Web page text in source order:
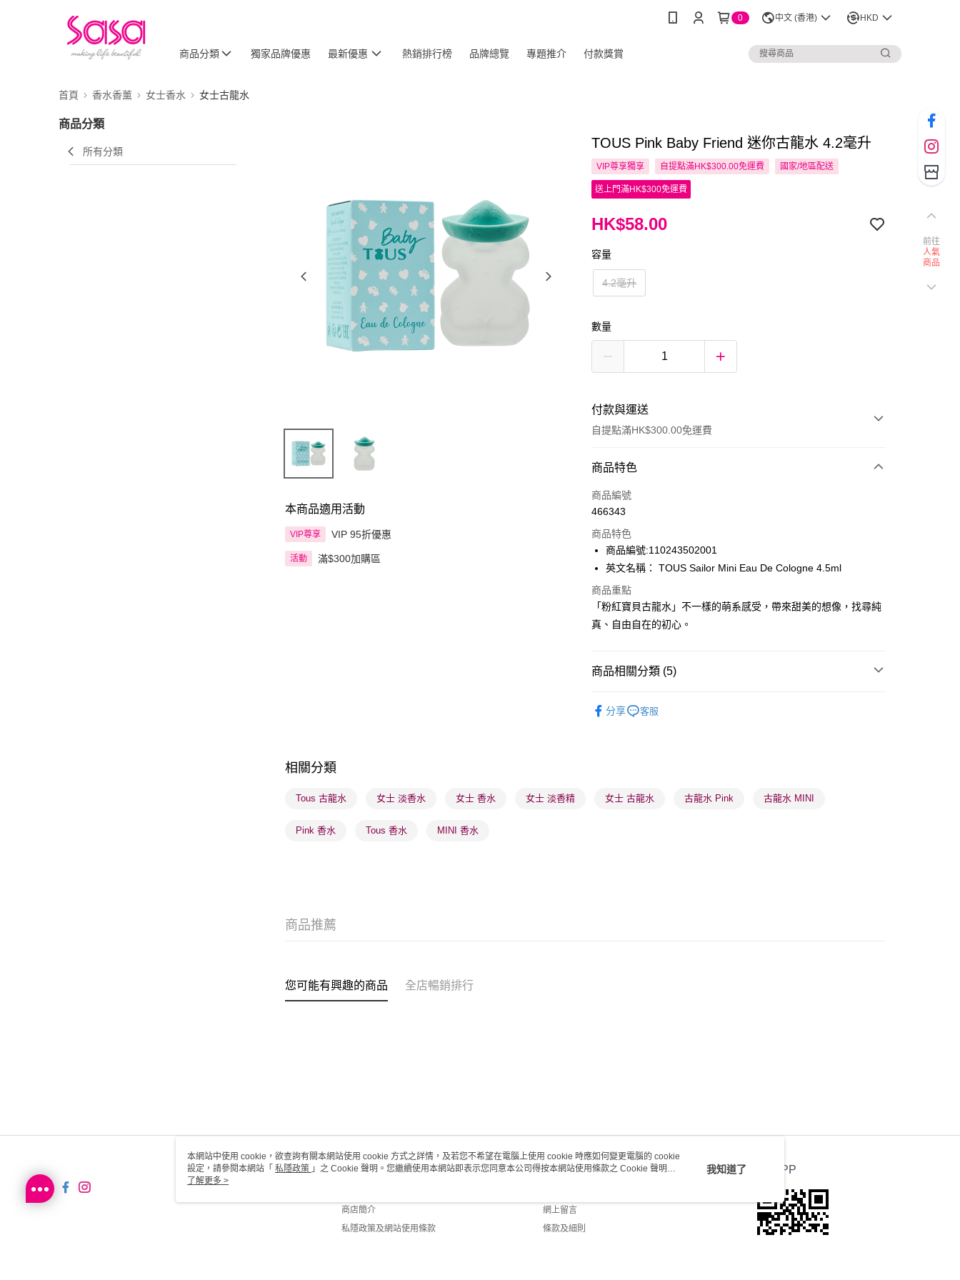
0 中文 (香港) HKD
商品分類 獨家品牌優惠 最新優惠 熱銷排行榜 品牌總覽 專題推介 付款獎賞
首頁 香水香薰 女士香水 女士古龍水
商品分類
所有分類
本商品適用活動
VIP尊享 VIP 95折優惠
活動 滿$300加購區
TOUS Pink Baby Friend 迷你古龍水 4.2毫升
VIP尊享獨享 自提點滿HK$300.00免運費 國家/地區配送
送上門滿HK$300免運費
HK$58.00
容量
4.2毫升
數量
付款與運送
自提點滿HK$300.00免運費
付款方式
信用卡
AlipayHK
PayMe
WeChat Pay
BoC Pay
送貨方式
每筆HK$65.00，滿HK$300.00或以上免運費
商品特色
商品編號
466343
商品特色
商品編號:110243502001
英文名稱： TOUS Sailor Mini Eau De Cologne 4.5ml
商品重點
「粉紅寶貝古龍水」不一樣的萌系感受，帶來甜美的想像，找尋純
真、自由自在的初心。
商品相關分類 (5)
莎莎獨家品牌✨ 全部產品
分享 客服
相關分類
Tous 古龍水 女士 淡香水 女士 香水 女士 淡香精 女士 古龍水 古龍水 Pink 古龍水 MINI
Pink 香水 Tous 香水 MINI 香水
商品推薦
您可能有興趣的商品 全店暢銷排行
關於我們
商店簡介
私隱政策及網站使用條款
客戶服務
網上留言
條款及細則
官方APP
前往
人氣
商品
本網站中使用 cookie，欲查詢有關本網站使用 cookie 方式之詳情，及若您不希望在電腦上使用 cookie 時應如何變更電腦的 cookie
設定，請參閱本網站「 私隱政策 」之 Cookie 聲明。您繼續使用本網站即表示您同意本公司得按本網站使用條款之 Cookie 聲明使
用 cookie。
了解更多 >
我知道了